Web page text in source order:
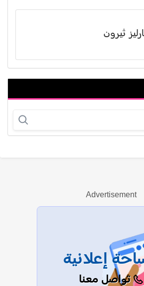
ثيرون
حجاب
عرض الكل
Advertisement
إعلانية
تواصل معنا